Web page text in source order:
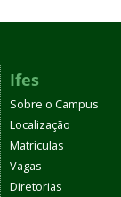
Ifes
Sobre o Campus
Localização
Matrículas
Vagas
Diretorias